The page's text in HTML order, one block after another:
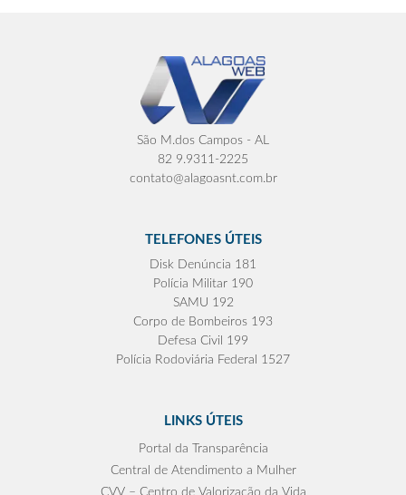
São M.dos Campos - AL
82 9.9311-2225
contato@alagoasnt.com.br
TELEFONES ÚTEIS
Disk Denúncia 181
Polícia Militar 190
SAMU 192
Corpo de Bombeiros 193
Defesa Civil 199
Polícia Rodoviária Federal 1527
LINKS ÚTEIS
Portal da Transparência
Central de Atendimento a Mulher
CVV – Centro de Valorização da Vida